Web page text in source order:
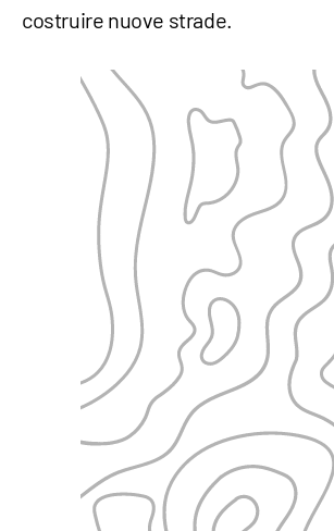
costruire nuove strade.